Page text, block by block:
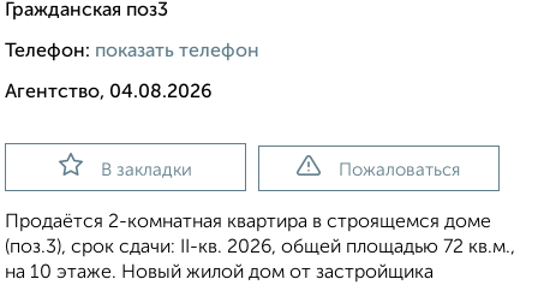
Гражданская поз3
Телефон: показать телефон
Агентство, 04.08.2026
В закладки Пожаловаться
Продаётся 2-комнатная квартира в строящемся доме
(поз.3), срок сдачи: II-кв. 2026, общей площадью 72 кв.м.,
на 10 этаже. Новый жилой дом от застройщика